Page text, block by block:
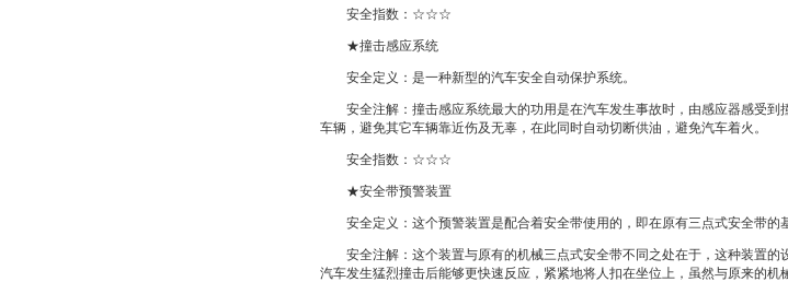
安全指数：☆☆☆
★撞击感应系统
安全定义：是一种新型的汽车安全自动保护系统。
安全注解：撞击感应系统最大的功用是在汽车发生事故时，由感应器感受到
车辆，避免其它车辆靠近伤及无辜，在此同时自动切断供油，避免汽车着火。
安全指数：☆☆☆
★安全带预警装置
安全定义：这个预警装置是配合着安全带使用的，即在原有三点式安全带的
安全注解：这个装置与原有的机械三点式安全带不同之处在于，这种装置的
汽车发生猛烈撞击后能够更快速反应，紧紧地将人扣在坐位上，虽然与原来的机